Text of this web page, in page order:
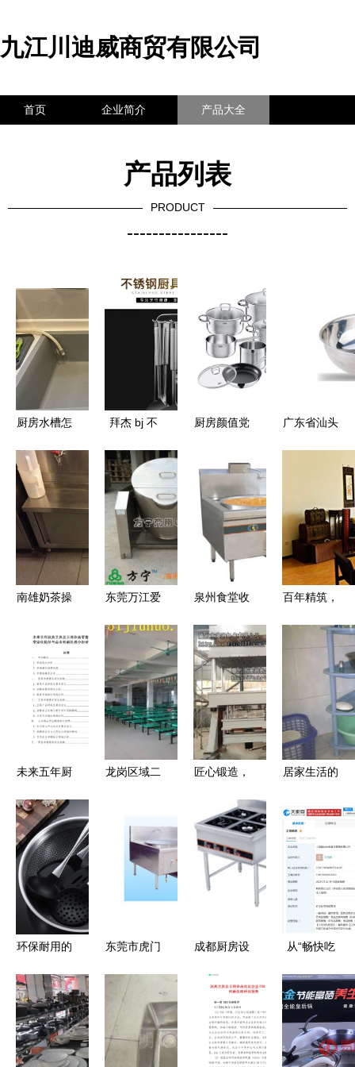
九江川迪威商贸有限公司
首页 企业简介 产品大全
产品列表
PRODUCT
----------------
厨房水槽怎
规格 尺寸
怎么挑 10
款产品带你
一探究竟
拜杰 bj 不
装炒菜铲子
锅铲汤勺漏
勺削皮刀挂
架 厨具用
品铲勺套装
ly 150
厨房颜值党
胜利 这几
款厨具卫具
让你爱上生
活
广东省汕头
品，点亮美
好生活
南雄奶茶操
厨具让您开
店无忧，支
持货到付款
东莞万江爱
专注高品质
电炒炉与煲
汤炉，引领
厨具卫具新
泉州食堂收
厨具制品的
品质之选
百年精筑，
——厨具卫
具的永恒魅
未来五年厨
用杂品零售
市场需求变
化趋势与商
业创新机遇
分析研究报
告
龙岗区域二
聚焦宾馆酒
楼、食堂厨
具及工厂办
匠心锻造，
山东达因液
压设备与家
用美学的新
居家生活的
从厨具到茶
具的全方位
日杂用品点
评
环保耐用的
食品级硅胶
铲与不粘锅
的完美搭档
东莞市虎门
备厂
成都厨房设
制品的行业
全景 从厨
具到卫具的
从“畅快吃
思维 探鱼
新公司与厨
具卫具的创